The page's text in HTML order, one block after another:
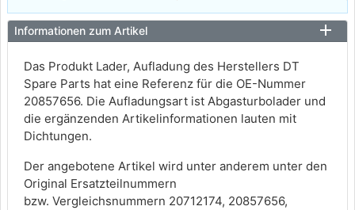
Informationen zum Artikel
Das Produkt Lader, Aufladung des Herstellers DT
Spare Parts hat eine Referenz für die OE-Nummer
20857656. Die Aufladungsart ist Abgasturbolader und
die ergänzenden Artikelinformationen lauten mit
Dichtungen.
Der angebotene Artikel wird unter anderem unter den
Original Ersatzteilnummern
bzw. Vergleichsnummern 20712174, 20857656,